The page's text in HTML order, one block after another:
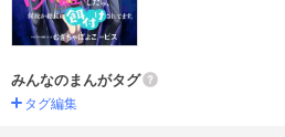
みんなのまんがタグ
タグ編集